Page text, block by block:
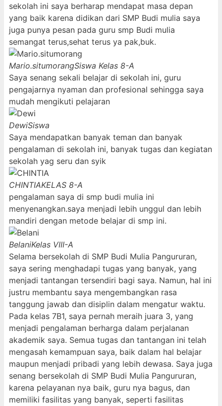
sekolah ini saya berharap mendapat masa depan
yang baik karena didikan dari SMP Budi mulia saya
juga punya pesan pada guru smp Budi mulia
semangat terus,sehat terus ya pak,buk.
Mario.situmorangSiswa Kelas 8-A
Saya senang sekali belajar di sekolah ini, guru
pengajarnya nyaman dan profesional sehingga saya
mudah mengikuti pelajaran
DewiSiswa
Saya mendapatkan banyak teman dan banyak
pengalaman di sekolah ini, banyak tugas dan kegiatan
sekolah yag seru dan syik
CHINTIAKELAS 8-A
pengalaman saya di smp budi mulia ini
menyenangkan.saya menjadi lebih unggul dan lebih
mandiri dengan metode belajar di smp ini.
BelaniKelas VIII-A
Selama bersekolah di SMP Budi Mulia Pangururan,
saya sering menghadapi tugas yang banyak, yang
menjadi tantangan tersendiri bagi saya. Namun, hal ini
justru membantu saya mengembangkan rasa
tanggung jawab dan disiplin dalam mengatur waktu.
Pada kelas 7B1, saya pernah meraih juara 3, yang
menjadi pengalaman berharga dalam perjalanan
akademik saya. Semua tugas dan tantangan ini telah
mengasah kemampuan saya, baik dalam hal belajar
maupun menjadi pribadi yang lebih dewasa. Saya juga
senang bersekolah di SMP Budi Mulia Pangururan,
karena pelayanan nya baik, guru nya bagus, dan
memiliki fasilitas yang banyak, seperti fasilitas